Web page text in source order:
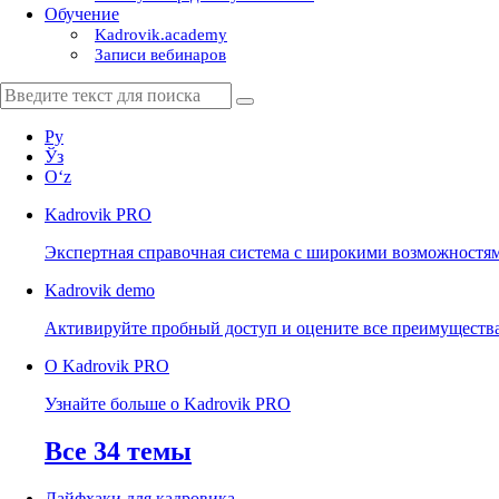
Обучение
Kadrovik.academy
Записи вебинаров
Ру
Ўз
Oʻz
Kadrovik PRO
Экспертная справочная система с широкими
Kadrovik demo
Активируйте пробный доступ и оцените все
О Kadrovik PRO
Узнайте больше о Kadrovik PRO
Все 34 темы